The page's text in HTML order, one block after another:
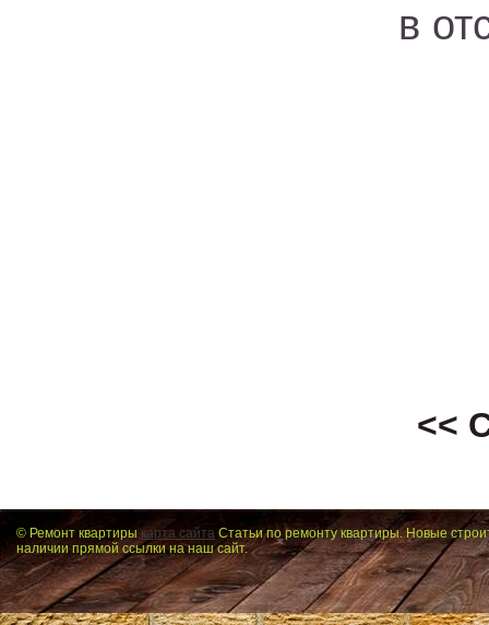
в
<<
© Ремонт квартирыкарта сайта Статьи по ремонту квартиры. Новые
наличии прямой ссылки на наш сайт.